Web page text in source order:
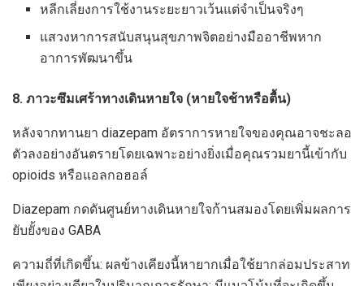
หลีกเลี่ยงการใช้งานระยะยาวเว้นแต่จำเป็นจริงๆ
แสวงหาการสนับสนุนสุขภาพจิตอย่างมืออาชีพหาก
อาการพัฒนาขึ้น
8. ภาวะซึมเศร้าทางเดินหายใจ (หายใจช้าหรือตื้น)
หลังจากทานยา diazepam อัตราการหายใจของคุณอาจชะลอ
ตัวลงอย่างอันตรายโดยเฉพาะอย่างยิ่งเมื่อคุณรวมยานี้เข้ากับ
opioids หรือแอลกอฮอล์
Diazepam กดดันศูนย์ทางเดินหายใจก้านสมองโดยเพิ่มผลการ
ยับยั้งของ GABA
ความถี่ที่เกิดขึ้น: ผลข้างเคียงนี้หายากเมื่อใช้ยากล่อมประสาท